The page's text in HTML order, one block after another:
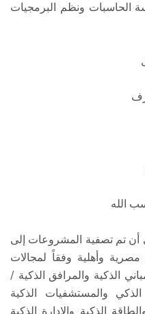
الحاسبات ونظم البرمجيات
الله
أن تم تصفية المشروعات إلى
25 جامعة مصرية وأهلية وفقاً لمجالات
الذكية والمرافق الذكية /
الذكي والمستشفيات الذكية
الذكية والإدارة الذكية